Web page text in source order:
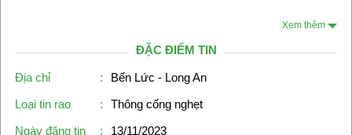
Xem thêm
ĐẶC ĐIỂM TIN
Địa chỉ :
Bến Lức - Long An
Loại tin rao
:
Thông cống nghẹt
Ngày đăng tin
: 13/11/2023